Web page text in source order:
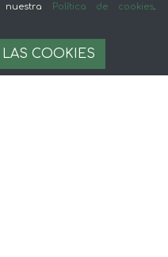
nuestra
Política de cookies.
COOKIES